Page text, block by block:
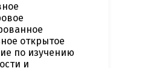
открытое
по изучению
и